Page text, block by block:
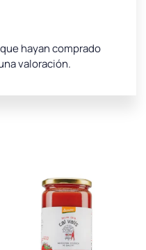
hayan comprado
valoración.